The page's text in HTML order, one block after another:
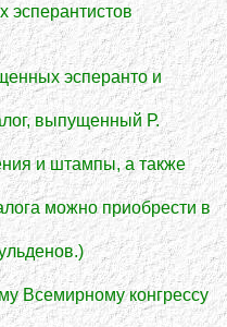
эсперантистов
эсперанто и
выпущенный Р.
и штампы, а также
можно приобрести в
Всемирному конгрессу